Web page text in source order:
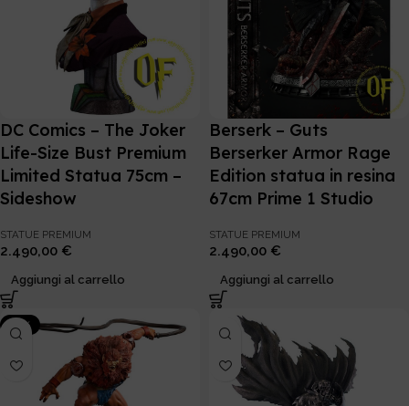
DC Comics – The Joker
Life-Size Bust Premium
Limited Statua 75cm –
Sideshow
STATUE PREMIUM
2.490,00 €
Aggiungi al carrello
Berserk – Guts
Berserker Armor Rage
Edition statua in resina
67cm Prime 1 Studio
STATUE PREMIUM
2.490,00 €
Aggiungi al carrello
-20%